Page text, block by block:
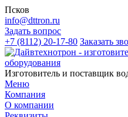
Псков
info@dttron.ru
Задать вопрос
+7 (8112) 20-17-80 Заказать
Изготовитель и поставщик
Меню
Компания
О компании